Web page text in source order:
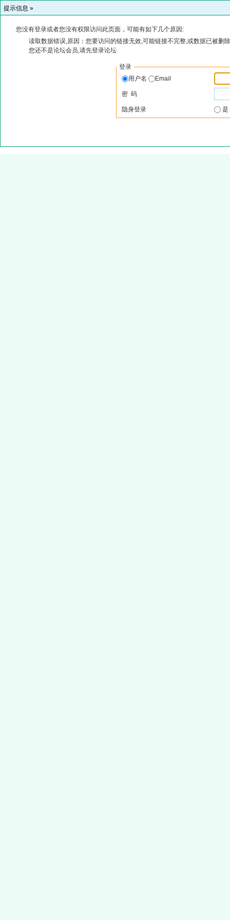
提示信息 »
您没有登录或者您没有权限访问此页面，可能有如下几个原因:
读取数据错误,原因：您要访问的链接无效,可能链接不完整,或数据已被删
您还不是论坛会员,请先登录论坛
登录
用户名
Email
密 码
隐身登录